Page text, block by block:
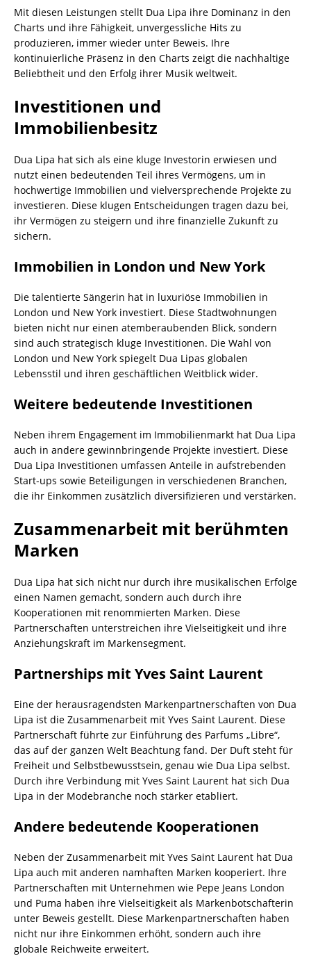
Mit diesen Leistungen stellt Dua Lipa ihre Dominanz in den
Charts und ihre Fähigkeit, unvergessliche Hits zu
produzieren, immer wieder unter Beweis. Ihre
kontinuierliche Präsenz in den Charts zeigt die nachhaltige
Beliebtheit und den Erfolg ihrer Musik weltweit.
Investitionen und
Immobilienbesitz
Dua Lipa hat sich als eine kluge Investorin erwiesen und
nutzt einen bedeutenden Teil ihres Vermögens, um in
hochwertige Immobilien und vielversprechende Projekte zu
investieren. Diese klugen Entscheidungen tragen dazu bei,
ihr Vermögen zu steigern und ihre finanzielle Zukunft zu
sichern.
Immobilien in London und New York
Die talentierte Sängerin hat in luxuriöse Immobilien in
London und New York investiert. Diese Stadtwohnungen
bieten nicht nur einen atemberaubenden Blick, sondern
sind auch strategisch kluge Investitionen. Die Wahl von
London und New York spiegelt Dua Lipas globalen
Lebensstil und ihren geschäftlichen Weitblick wider.
Weitere bedeutende Investitionen
Neben ihrem Engagement im Immobilienmarkt hat Dua Lipa
auch in andere gewinnbringende Projekte investiert. Diese
Dua Lipa Investitionen umfassen Anteile in aufstrebenden
Start-ups sowie Beteiligungen in verschiedenen Branchen,
die ihr Einkommen zusätzlich diversifizieren und verstärken.
Zusammenarbeit mit berühmten
Marken
Dua Lipa hat sich nicht nur durch ihre musikalischen Erfolge
einen Namen gemacht, sondern auch durch ihre
Kooperationen mit renommierten Marken. Diese
Partnerschaften unterstreichen ihre Vielseitigkeit und ihre
Anziehungskraft im Markensegment.
Partnerships mit Yves Saint Laurent
Eine der herausragendsten Markenpartnerschaften von Dua
Lipa ist die Zusammenarbeit mit Yves Saint Laurent. Diese
Partnerschaft führte zur Einführung des Parfums „Libre“,
das auf der ganzen Welt Beachtung fand. Der Duft steht für
Freiheit und Selbstbewusstsein, genau wie Dua Lipa selbst.
Durch ihre Verbindung mit Yves Saint Laurent hat sich Dua
Lipa in der Modebranche noch stärker etabliert.
Andere bedeutende Kooperationen
Neben der Zusammenarbeit mit Yves Saint Laurent hat Dua
Lipa auch mit anderen namhaften Marken kooperiert. Ihre
Partnerschaften mit Unternehmen wie Pepe Jeans London
und Puma haben ihre Vielseitigkeit als Markenbotschafterin
unter Beweis gestellt. Diese Markenpartnerschaften haben
nicht nur ihre Einkommen erhöht, sondern auch ihre
globale Reichweite erweitert.